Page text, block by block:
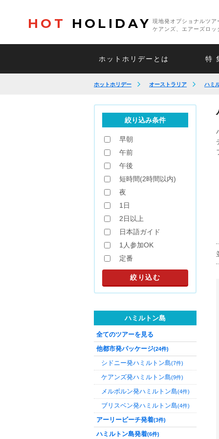
HOT HOLIDAY
現地発オプショナルツア
ケアンズ、エアーズロッ
ホットホリデーとは 特
ホットホリデー オーストラリア ハミ
絞り込み条件
早朝
午前
午後
短時間(2時間以内)
夜
1日
2日以上
日本語ガイド
1人参加OK
定番
ハミルトン島
全てのツアーを見る
他都市発パッケージ(24件)
シドニー発ハミルトン島(7件)
ケアンズ発ハミルトン島(9件)
メルボルン発ハミルトン島(4件)
ブリスベン発ハミルトン島(4件)
アーリービーチ発着(3件)
ハミルトン島発着(6件)